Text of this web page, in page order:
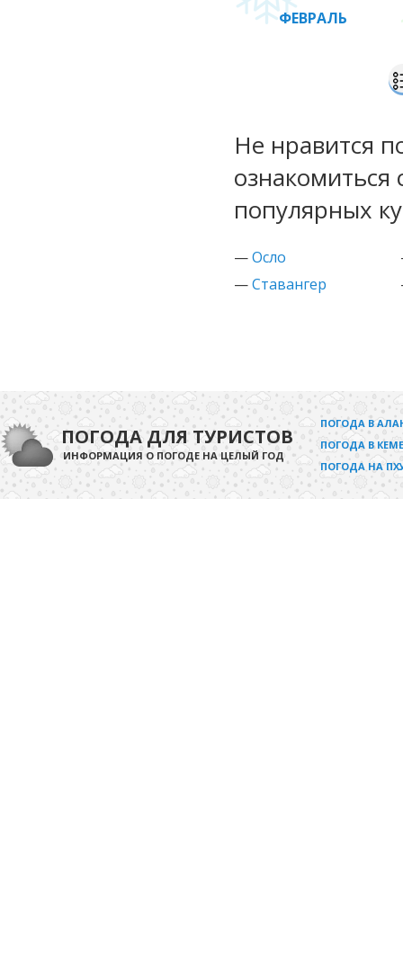
ФЕВРАЛЬ
Не нравится
популярных
—Осло
—Ставангер
ПОГОДА ДЛЯ ТУРИСТОВ
ИНФОРМАЦИЯ О ПОГОДЕ НА ЦЕЛЫЙ ГОД
ПОГОДА В
ПОГОДА В
ПОГОДА НА